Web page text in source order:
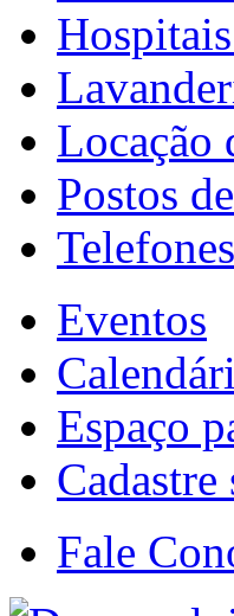
Locação
Postos
Eventos
Espaço
Cadastre
Fale